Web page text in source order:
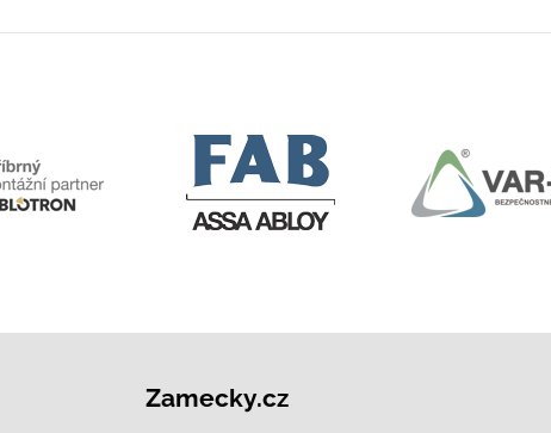
Zamecky.cz